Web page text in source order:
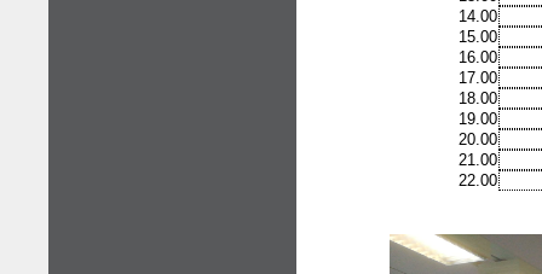
14.00
15.00
16.00
17.00
18.00
19.00
20.00
21.00
22.00